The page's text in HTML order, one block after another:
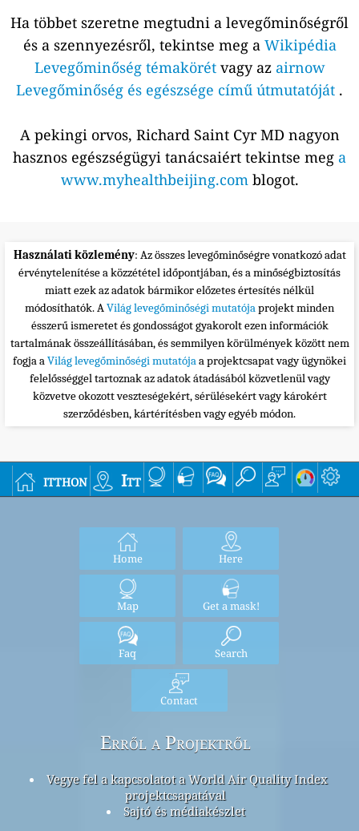
Ha többet szeretne megtudni a levegőminőségről
és a szennyezésről, tekintse meg a Wikipédia
Levegőminőség témakörétvagy az airnow
Levegőminőség és egészsége című útmutatóját .
A pekingi orvos, Richard Saint Cyr MD nagyon
hasznos egészségügyi tanácsaiért tekintse meg a
www.myhealthbeijing.comblogot.
Használati közlemény: Az összes levegőminőségre vonatkozó adat
érvénytelenítése a közzététel időpontjában, és a minőségbiztosítás
miatt ezek az adatok bármikor előzetes értesítés nélkül
módosíthatók. AVilág levegőminőségi mutatójaprojekt minden
ésszerű ismeretet és gondosságot gyakorolt ezen információk
tartalmának összeállításában, és semmilyen körülmények között nem
fogja aVilág levegőminőségi mutatójaa projektcsapat vagy ügynökei
felelősséggel tartoznak az adatok átadásából közvetlenül vagy
közvetve okozott veszteségekért, sérülésekért vagy károkért
szerződésben, kártérítésben vagy egyéb módon.
itthon Itt
Home Here
Map Get a mask!
Faq Search
Contact
Erről a Projektről
Vegye fel a kapcsolatot a World Air Quality Index
projektcsapatával
Sajtó és médiakészlet